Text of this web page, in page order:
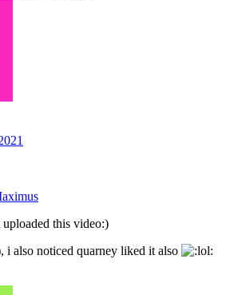
this video:)
, i also noticed quarney liked it also